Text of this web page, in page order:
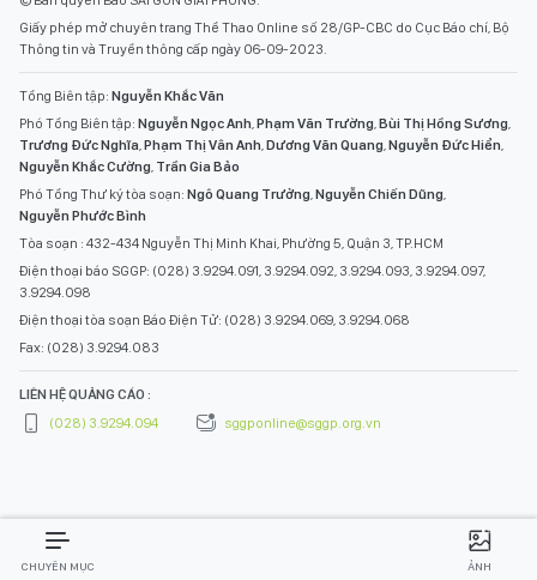
Giấy phép mở chuyên trang Thể Thao Online số 28/GP-CBC do Cục Báo chí, Bộ
Thông tin và Truyền thông cấp ngày 06-09-2023.
Tổng Biên tập: Nguyễn Khắc Văn
Phó Tổng Biên tập: Nguyễn Ngọc Anh Phạm Văn Trường Bùi Thị Hồng Sương
Trương Đức Nghĩa Phạm Thị Vân Anh Dương Văn Quang Nguyễn Đức Hiển
Nguyễn Khắc Cường Trần Gia Bảo
Phó Tổng Thư ký tòa soạn: Ngô Quang Trưởng Nguyễn Chiến Dũng
Nguyễn Phước Bình
Tòa soạn : 432-434 Nguyễn Thị Minh Khai, Phường 5, Quận 3, TP.HCM
Điện thoại báo SGGP: (028) 3.9294.091, 3.9294.092, 3.9294.093, 3.9294.097,
3.9294.098
Điện thoại tòa soạn Báo Điện Tử: (028) 3.9294.069, 3.9294.068
Fax: (028) 3.9294.083
LIÊN HỆ QUẢNG CÁO :
(028) 3.9294.094
sggponline@sggp.org.vn
CHUYÊN MỤC ẢNH